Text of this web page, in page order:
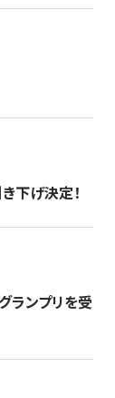
下げ決定！
ランプリを受